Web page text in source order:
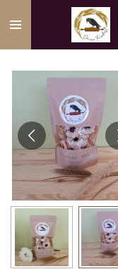
Hauptinhalt
springen